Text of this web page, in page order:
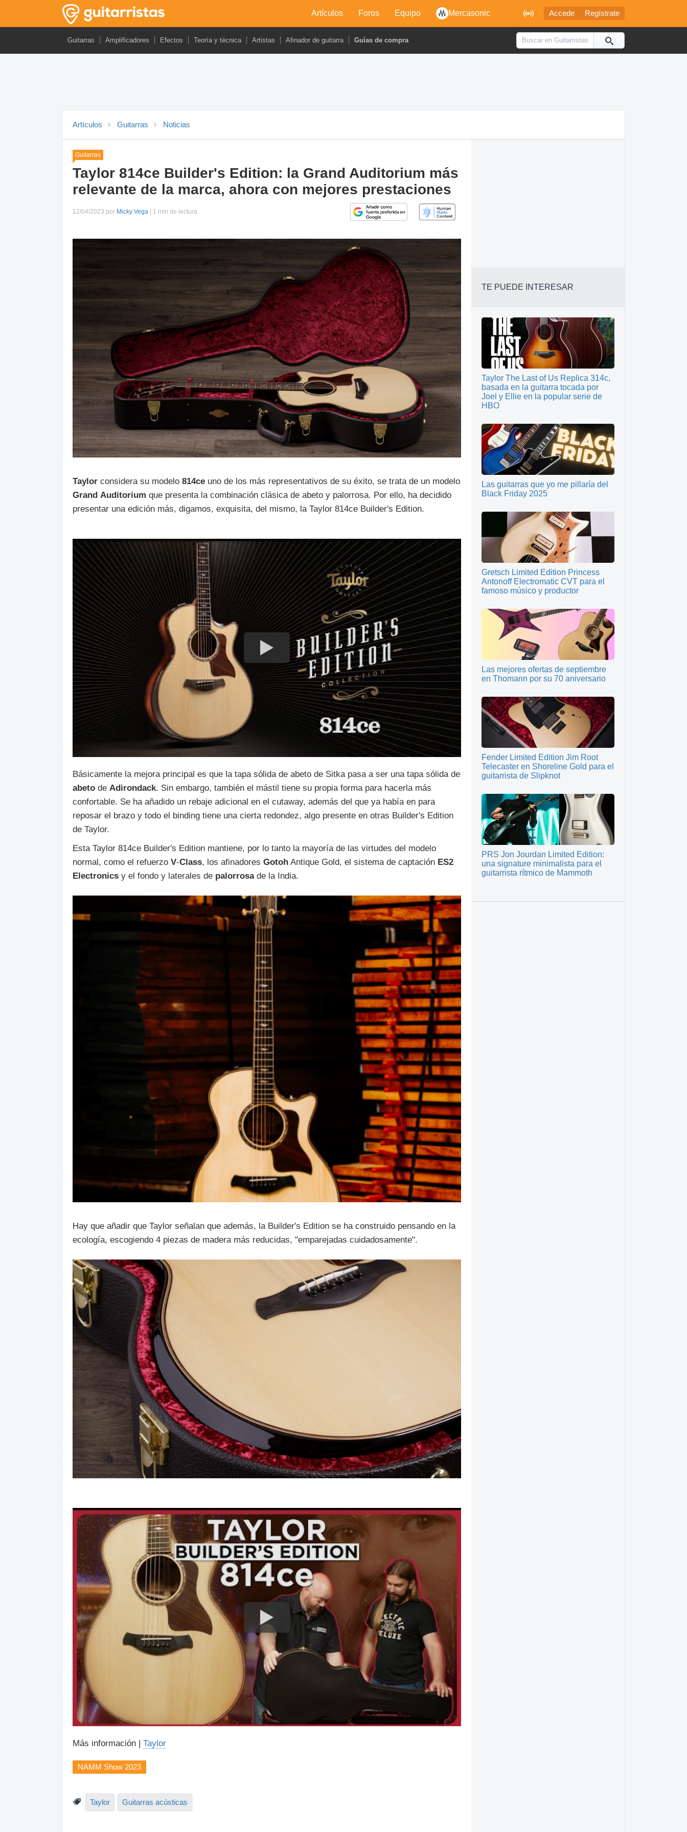
 Accede Regístrate
Artículos Foros Equipo Mercasonic
Guitarras Amplificadores Efectos Teoría y técnica Artistas Afinador de guitarra Guías de compra
Artículos Guitarras Noticias
Guitarras
Taylor 814ce Builder's Edition: la Grand Auditorium más
relevante de la marca, ahora con mejores prestaciones
12/04/2023 por Micky Vega | 1 min de lectura
Taylor considera su modelo 814ce uno de los más representativos de su éxito, se trata de un modelo
Grand Auditorium que presenta la combinación clásica de abeto y palorrosa. Por ello, ha decidido
presentar una edición más, digamos, exquisita, del mismo, la Taylor 814ce Builder's Edition.
Básicamente la mejora principal es que la tapa sólida de abeto de Sitka pasa a ser una tapa sólida de
abeto de Adirondack. Sin embargo, también el mástil tiene su propia forma para hacerla más
confortable. Se ha añadido un rebaje adicional en el cutaway, además del que ya había en para
reposar el brazo y todo el binding tiene una cierta redondez, algo presente en otras Builder's Edition
de Taylor.
Esta Taylor 814ce Builder's Edition mantiene, por lo tanto la mayoría de las virtudes del modelo
normal, como el refuerzo V-Class, los afinadores Gotoh Antique Gold, el sistema de captación ES2
Electronics y el fondo y laterales de palorrosade la India.
Hay que añadir que Taylor señalan que además, la Builder's Edition se ha construido pensando en la
ecología, escogiendo 4 piezas de madera más reducidas, "emparejadas cuidadosamente".
Más información | Taylor
NAMM Show 2023
Taylor Guitarras acústicas
TE PUEDE INTERESAR
Taylor The Last of Us Replica 314c,
basada en la guitarra tocada por
Joel y Ellie en la popular serie de
HBO
Las guitarras que yo me pillaría del
Black Friday 2025
Gretsch Limited Edition Princess
Antonoff Electromatic CVT para el
famoso músico y productor
Las mejores ofertas de septiembre
en Thomann por su 70 aniversario
Fender Limited Edition Jim Root
Telecaster en Shoreline Gold para el
guitarrista de Slipknot
PRS Jon Jourdan Limited Edition:
una signature minimalista para el
guitarrista rítmico de Mammoth